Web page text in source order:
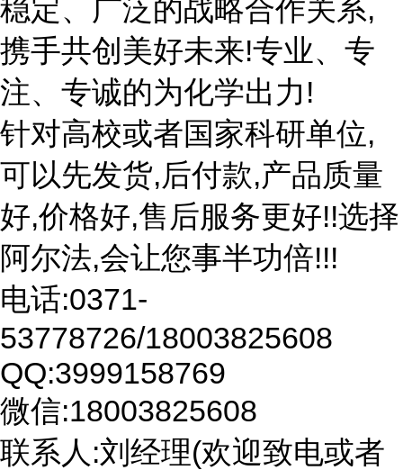
稳定、广泛的战略合作关系,
携手共创美好未来!专业、专
注、专诚的为化学出力!
针对高校或者国家科研单位,
可以先发货,后付款,产品质量
好,价格好,售后服务更好!!选择
阿尔法,会让您事半功倍!!!
电话:0371-
53778726/18003825608
QQ:3999158769
微信:18003825608
联系人:刘经理(欢迎致电或者